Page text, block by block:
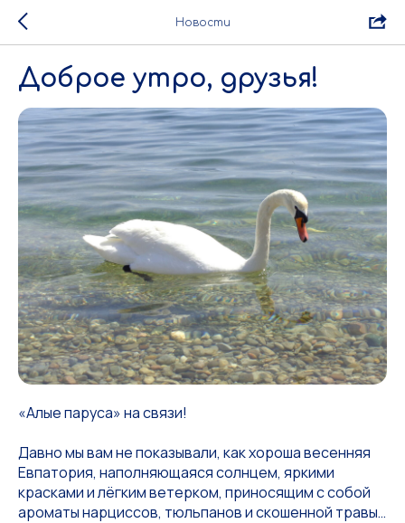
Новости
Доброе утро, друзья!
«Алые паруса» на связи!
Давно мы вам не показывали, как хороша весенняя
Евпатория, наполняющаяся солнцем, яркими
красками и лёгким ветерком, приносящим с собой
ароматы нарциссов, тюльпанов и скошенной травы…